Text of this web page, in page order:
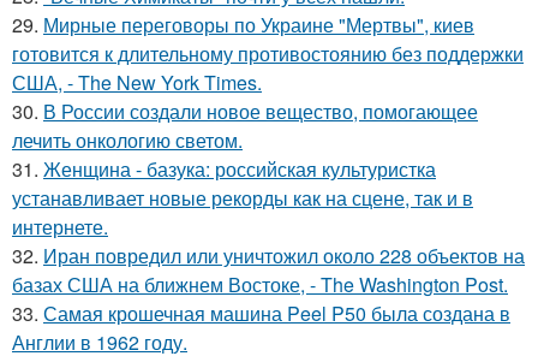
29. Мирные переговоры по Украине "Мертвы", киев
готовится к длительному противостоянию без поддержки
США, - The New York Times.
30. В России создали новое вещество, помогающее
лечить онкологию светом.
31. Женщина - базука: российская культуристка
устанавливает новые рекорды как на сцене, так и в
интернете.
32. Иран повредил или уничтожил около 228 объектов на
базах США на ближнем Востоке, - The Washington Post.
33. Самая крошечная машина Peel P50 была создана в
Англии в 1962 году.